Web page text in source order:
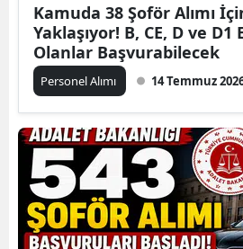
Kamuda 38 Şoför Alımı
Yaklaşıyor! B, CE, D ve D1
Olanlar Başvurabilecek
Personel Alımı 14 Temmuz